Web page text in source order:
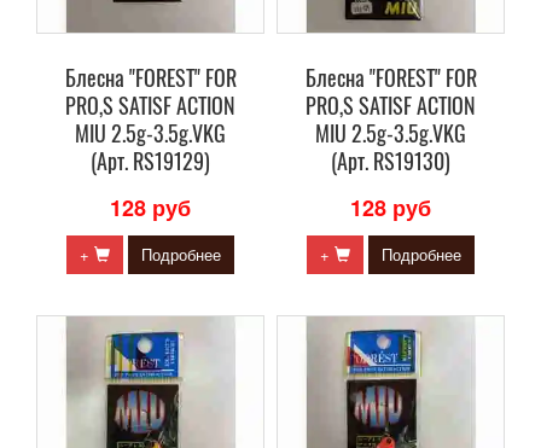
Блесна "FOREST" FOR
PRO,S SATISF ACTION
MIU 2.5g-3.5g.VKG
(Арт. RS19129)
128 руб
+ Подробнее
Блесна "FOREST" FOR
PRO,S SATISF ACTION
MIU 2.5g-3.5g.VKG
(Арт. RS19130)
128 руб
+ Подробнее